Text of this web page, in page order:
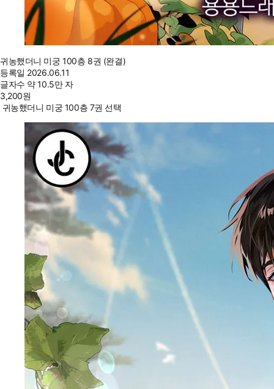
귀농했더니 미궁 100층 8권 (완결)
등록일 2026.06.11
글자수 약 10.5만 자
3,200원
귀농했더니 미궁 100층 7권 선택